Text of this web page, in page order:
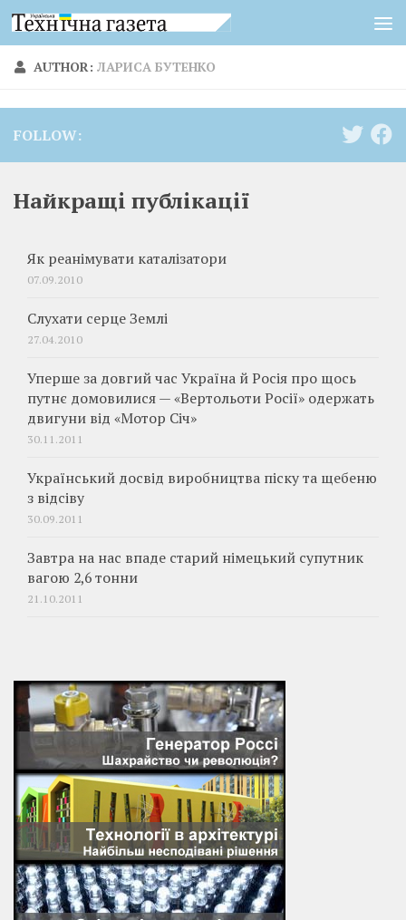
Skip to content
AUTHOR: ЛАРИСА БУТЕНКО
FOLLOW:
Найкращі публікації
Як реанімувати каталізатори
07.09.2010
Слухати серце Землі
27.04.2010
Уперше за довгий час Україна й Росія про щось
путнє домовилися — «Вертольоти Росії» одержать
двигуни від «Мотор Січ»
30.11.2011
Український досвід виробництва піску та щебеню
з відсіву
30.09.2011
Завтра на нас впаде старий німецький супутник
вагою 2,6 тонни
21.10.2011